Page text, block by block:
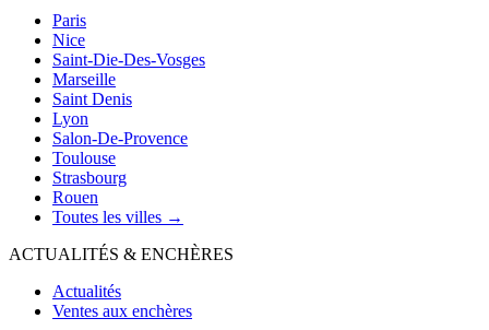
Paris
Nice
Saint-Die-Des-Vosges
Marseille
Saint Denis
Lyon
Salon-De-Provence
Toulouse
Strasbourg
Rouen
Toutes les villes →
ACTUALITÉS & ENCHÈRES
Actualités
Ventes aux enchères